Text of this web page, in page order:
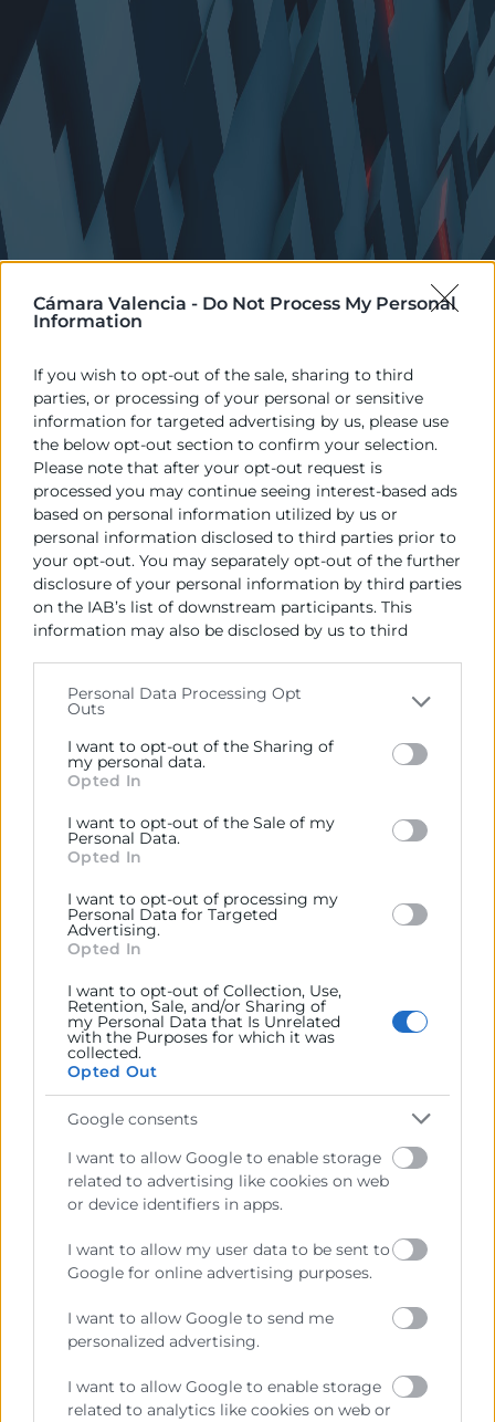
Cámara Valencia - Do Not Process My Personal
Information
If you wish to opt-out of the sale, sharing to third
parties, or processing of your personal or sensitive
information for targeted advertising by us, please use
the below opt-out section to confirm your selection.
Please note that after your opt-out request is
processed you may continue seeing interest-based ads
based on personal information utilized by us or
personal information disclosed to third parties prior to
your opt-out. You may separately opt-out of the further
disclosure of your personal information by third parties
on the IAB’s list of downstream participants. This
information may also be disclosed by us to third
Please note that this website/app uses one or more
Google services and may gather and store information
including but not limited to your visit or usage
behaviour. You may click to grant or deny consent to
below specified purposes in below Google consent
section.
Personal Data Processing Opt
Outs
I want to opt-out of the Sharing of
my personal data.
Opted In
I want to opt-out of the Sale of my
Personal Data.
Opted In
I want to opt-out of processing my
Personal Data for Targeted
Advertising.
Opted In
I want to opt-out of Collection, Use,
Retention, Sale, and/or Sharing of
my Personal Data that Is Unrelated
with the Purposes for which it was
collected.
Opted Out
Google consents
I want to allow Google to enable storage
related to advertising like cookies on web
or device identifiers in apps.
I want to allow my user data to be sent to
Google for online advertising purposes.
I want to allow Google to send me
personalized advertising.
I want to allow Google to enable storage
related to analytics like cookies on web or
30/06/2026
Webinar Gratuito
Objetivos
hace que todo cueste el doble: facturas que no cuadran,
información repartida en varias herramientas, equipos
tarde porque los datos no están donde deberían. Y
ahora, además, VeriFactu llama a la puerta en 2026. La
con tu empresa. La mala es que probablemente no sea
el que más se anuncia, ni el que usa tu competencia, ni
el que parece más completo sobre el papel.
Cámara València es una corporación de derecho público,
Prestar servicios a las empresas.
Representar, promocionar y defender los intereses
generales del comercio, la industria y la navegación.